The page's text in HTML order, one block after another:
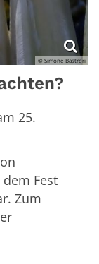
© Simone Bastreri
25.
Fest
Zum